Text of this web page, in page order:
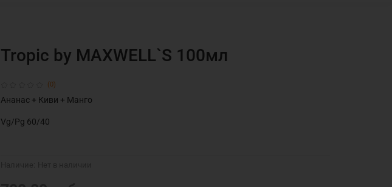
(0)
Tropic by MAXWELL`S 100мл
Ананас + Киви + Манго
Vg/Pg 60/40